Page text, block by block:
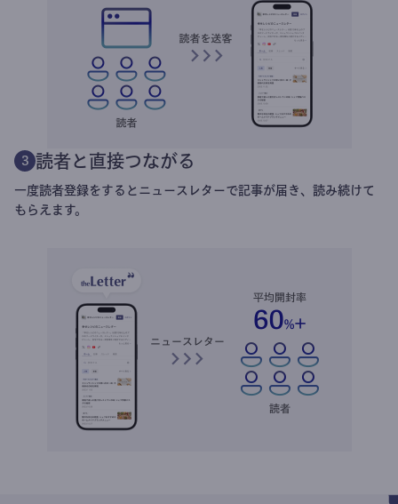
3 読者と直接つながる
一度読者登録をするとニュースレターで記事が届き、読み続けて
もらえます。